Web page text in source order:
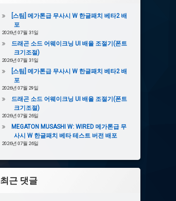
[스팀] 메가톤급 무사시 W 한글패치 베타2 배
포
2026년 07월 31일
드래곤 소드 어웨이크닝 UI 배율 조절기(폰트
크기조절)
2026년 07월 31일
[스팀] 메가톤급 무사시 W 한글패치 베타2 배
포
2026년 07월 29일
드래곤 소드 어웨이크닝 UI 배율 조절기(폰트
크기조절)
2026년 07월 26일
MEGATON MUSASHI W: WIRED 메가톤급 무
사시 W 한글패치 베타 테스트 버전 배포
2026년 07월 26일
최근 댓글